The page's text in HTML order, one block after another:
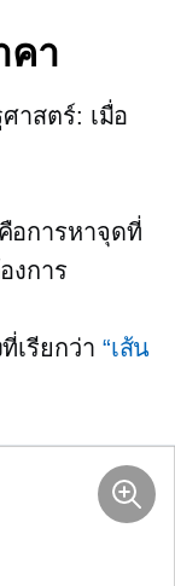
คา
าสตร์: เมื่อ
อการหาจุดที่
งการ
เรียกว่า “เส้น